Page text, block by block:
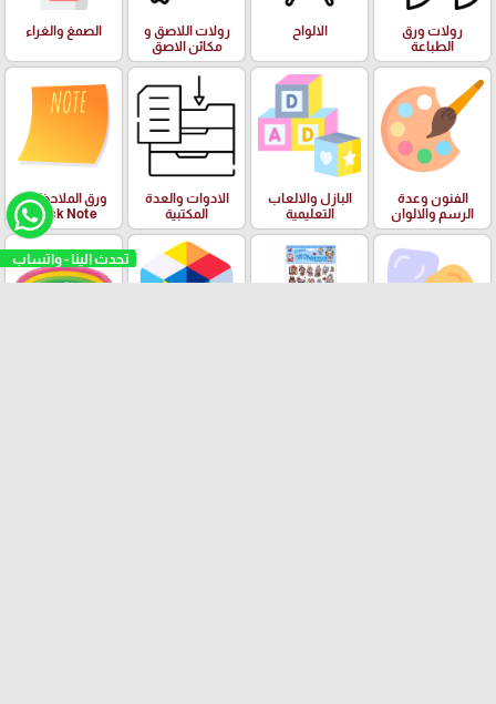
تحدث الينا - واتساب
رولات ورق
الطباعة
الالواح
رولات اللاصق و
مكائن الاصق
الصمغ والغراء
الفنون وعدة
الرسم والالوان
البازل والالعاب
التعليمية
الادوات والعدة
المكتبية
ورق الملاحظات
Stick Note